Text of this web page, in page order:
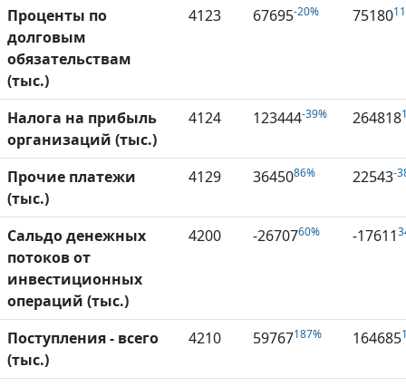
Проценты по
долговым
обязательствам
(тыс.)
4123 67695-20% 75180
Налога на прибыль
организаций (тыс.)
4124 123444-39% 264818
Прочие платежи
(тыс.)
4129 3645086% 22543-
Сальдо денежных
потоков от
инвестиционных
операций (тыс.)
4200 -2670760% -17611
Поступления - всего
(тыс.)
4210 59767187% 164685